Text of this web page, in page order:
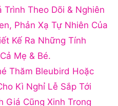
Trình Theo Dõi & Nghiên
Phản Xạ Tự Nhiên Của
Kế Ra Những Tính
Mẹ & Bé.
Thăm Bleubird Hoặc
Kì Nghỉ Lễ Sắp Tới
Giá Cũng Xinh Trong